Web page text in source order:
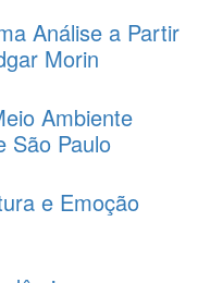
Análise a Partir
Morin
Ambiente
São Paulo
e Emoção